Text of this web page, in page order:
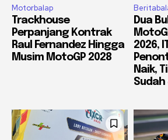
Motorbalap
Trackhouse
Perpanjang Kontrak
Raul Fernandez Hingga
Musim MotoGP 2028
Dua
2026,
Naik,
Sudah